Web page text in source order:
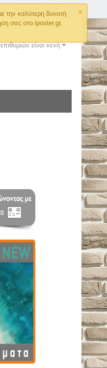
×
την καλύτερη δυνατή
σας στο iposter.gr,
είναι κενή